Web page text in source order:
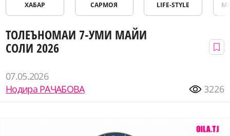
ХАБАР САРМОЯ LIFE-STYLE
ТОЛЕЪНОМАИ 7-УМИ МАЙИ
СОЛИ 2026
07.05.2026
Нодира РАҶАБОВА
3226